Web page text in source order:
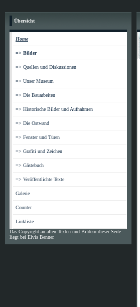
Übersicht
Home
=> Bilder
=> Quellen und Diskussionen
=> Unser Museum
=> Die Bauarbeiten
=> Historische Bilder und Aufnahmen
=> Die Ostwand
=> Fenster und Türen
=> Grafiti und Zeichen
=> Gästebuch
=> Veröffentlichte Texte
Galerie
Counter
Linkliste
Das Copyright an allen Texten und Bildern dieser Seite
liegt bei Elvis Benner.